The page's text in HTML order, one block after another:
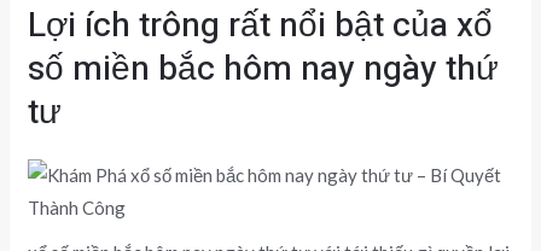
Lợi ích trông rất nổi bật của xổ
số miền bắc hôm nay ngày thứ
tư